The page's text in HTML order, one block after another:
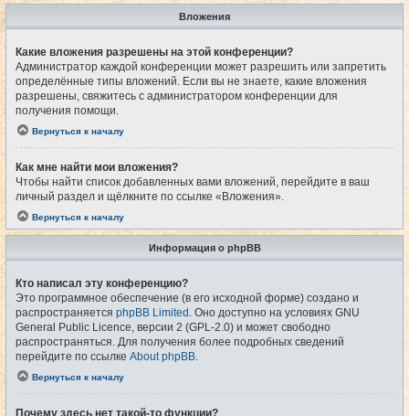
Вложения
Какие вложения разрешены на этой конференции?
Администратор каждой конференции может разрешить или запретить
определённые типы вложений. Если вы не знаете, какие вложения
разрешены, свяжитесь с администратором конференции для
получения помощи.
Вернуться к началу
Как мне найти мои вложения?
Чтобы найти список добавленных вами вложений, перейдите в ваш
личный раздел и щёлкните по ссылке «Вложения».
Вернуться к началу
Информация о phpBB
Кто написал эту конференцию?
Это программное обеспечение (в его исходной форме) создано и
распространяется phpBB Limited . Оно доступно на условиях GNU
General Public Licence, версии 2 (GPL-2.0) и может свободно
распространяться. Для получения более подробных сведений
перейдите по ссылке About phpBB
Вернуться к началу
Почему здесь нет такой-то функции?